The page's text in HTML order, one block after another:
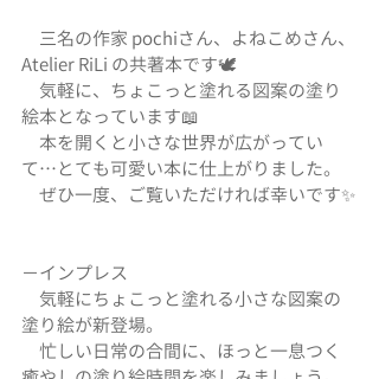
三名の作家 pochiさん、よねこめさん、
Atelier RiLi の共著本です🕊️
気軽に、ちょこっと塗れる図案の塗り
絵本となっています📖
本を開くと小さな世界が広がってい
て…とても可愛い本に仕上がりました。
ぜひ一度、ご覧いただければ幸いです✨️
−インプレス
気軽にちょこっと塗れる小さな図案の
塗り絵が新登場。
忙しい日常の合間に、ほっと一息つく